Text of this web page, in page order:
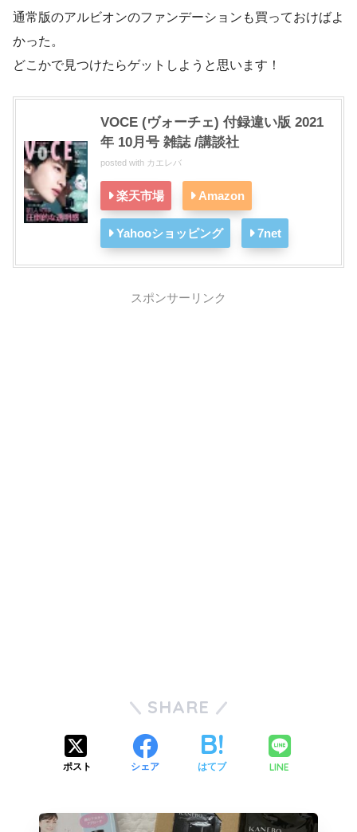
通常版のアルビオンのファンデーションも買っておけばよ
かった。
どこかで見つけたらゲットしようと思います！
VOCE (ヴォーチェ) 付録違い版 2021
年 10月号 雑誌 /講談社
posted with カエレバ
楽天市場 Amazon
Yahooショッピング 7net
スポンサーリンク
SHARE
ポスト シェア はてブ LINE